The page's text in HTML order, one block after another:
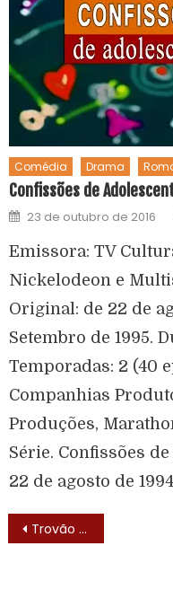
Comédia Drama
Confissões de
23 de outubro de 2016
Emissora: TV
Nickelodeon e
Original: de 22 de
Setembro de 1995.
Temporadas: 2 (40
Companhias
Produções,
Série. Confissões
22 de agosto de
Trovão Azul (Blue Thunder – 1984) – Elenco